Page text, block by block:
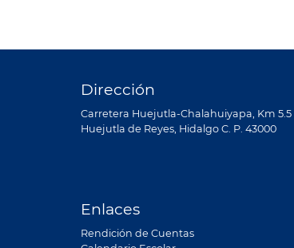
Dirección
Carretera Huejutla-Chalahuiyapa, Km 5.5
Huejutla de Reyes, Hidalgo C. P. 43000
Enlaces
Rendición de Cuentas